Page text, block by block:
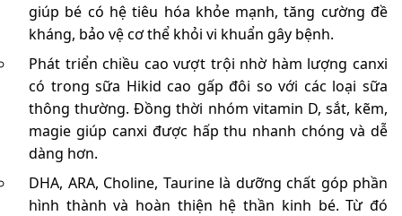
giúp bé có hệ tiêu hóa khỏe mạnh, tăng cường đề
kháng, bảo vệ cơ thể khỏi vi khuẩn gây bệnh.
Phát triển chiều cao vượt trội nhờ hàm lượng canxi
có trong sữa Hikid cao gấp đôi so với các loại sữa
thông thường. Đồng thời nhóm vitamin D, sắt, kẽm,
magie giúp canxi được hấp thu nhanh chóng và dễ
dàng hơn.
DHA, ARA, Choline, Taurine là dưỡng chất góp phần
hình thành và hoàn thiện hệ thần kinh bé. Từ đó